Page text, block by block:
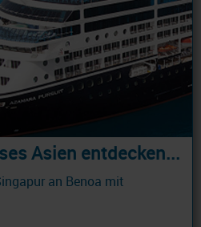
Asien entdecken...
an Benoa mit